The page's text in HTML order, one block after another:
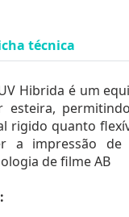
técnica
Hibrida é um
esteira,
rigido quanto
a impressão de
de filme AB